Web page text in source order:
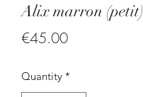
Alix marron (petit)
€45.00Price
Quantity *